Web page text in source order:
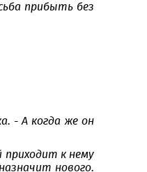
прибыть без
- А когда же он
приходит к нему
нового.